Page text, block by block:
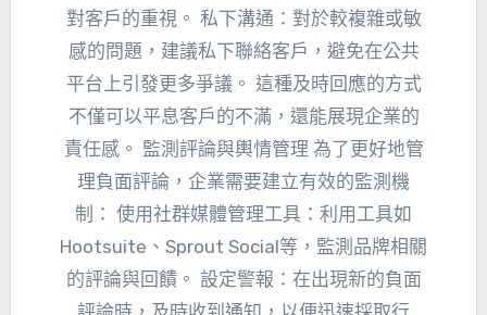
對客戶的重視。 私下溝通：對於較複雜或敏
感的問題，建議私下聯絡客戶，避免在公共
平台上引發更多爭議。 這種及時回應的方式
不僅可以平息客戶的不滿，還能展現企業的
責任感。 監測評論與輿情管理 為了更好地管
理負面評論，企業需要建立有效的監測機
制： 使用社群媒體管理工具：利用工具如
Hootsuite、Sprout Social等，監測品牌相關
的評論與回饋。 設定警報：在出現新的負面